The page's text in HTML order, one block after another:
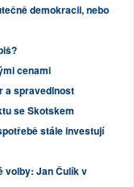
demokracii, nebo
cenami
a spravedlnost
se Skotskem
stále investují
volby: Jan Čulík v